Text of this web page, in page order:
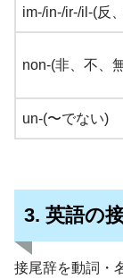
im-/in-/ir-/il-(反
non-(非、不、
un-(〜でない)
3. 英語の
接尾辞を動詞・